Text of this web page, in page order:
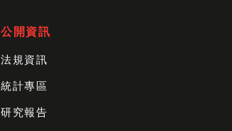
公開資訊
法規資訊
統計專區
研究報告